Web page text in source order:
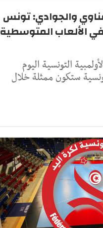
والجوادي: تونس
في الألعاب المتوسطية
التونسية اليوم
ستكون ممثلة خلال